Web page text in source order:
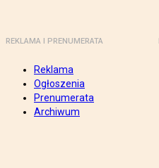
REKLAMA I PRENUMERATA
Reklama
Ogłoszenia
Prenumerata
Archiwum